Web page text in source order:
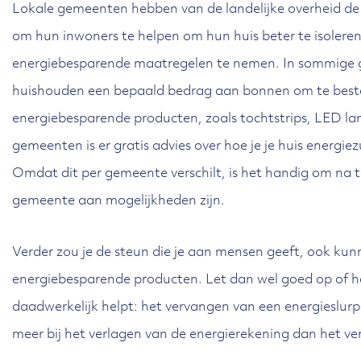
Lokale gemeenten hebben van de landelijke overheid
om hun inwoners te helpen om hun huis beter te
energiebesparende maatregelen te nemen. In
huishouden een bepaald bedrag aan bonnen om te
energiebesparende producten, zoals tochtstrips, LED
gemeenten is er gratis advies over hoe je je huis
Omdat dit per gemeente verschilt, is het handig om na
gemeente aan mogelijkheden zijn.
Verder zou je de steun die je aan mensen geeft, ook
energiebesparende producten. Let dan wel goed op of
daadwerkelijk helpt: het vervangen van een
meer bij het verlagen van de energierekening dan het